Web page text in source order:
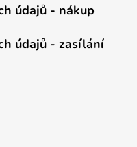
údajů - nákup
údajů - zasílání